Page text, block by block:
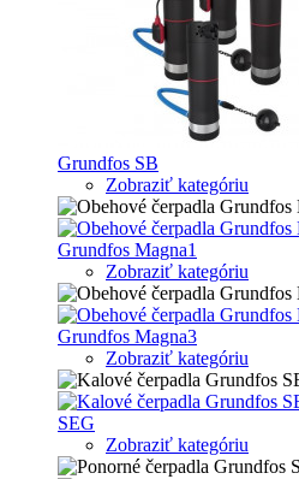
Grundfos SB
Zobraziť kategóriu
Grundfos Magna1
Zobraziť kategóriu
Grundfos Magna3
Zobraziť kategóriu
SEG
Zobraziť kategóriu